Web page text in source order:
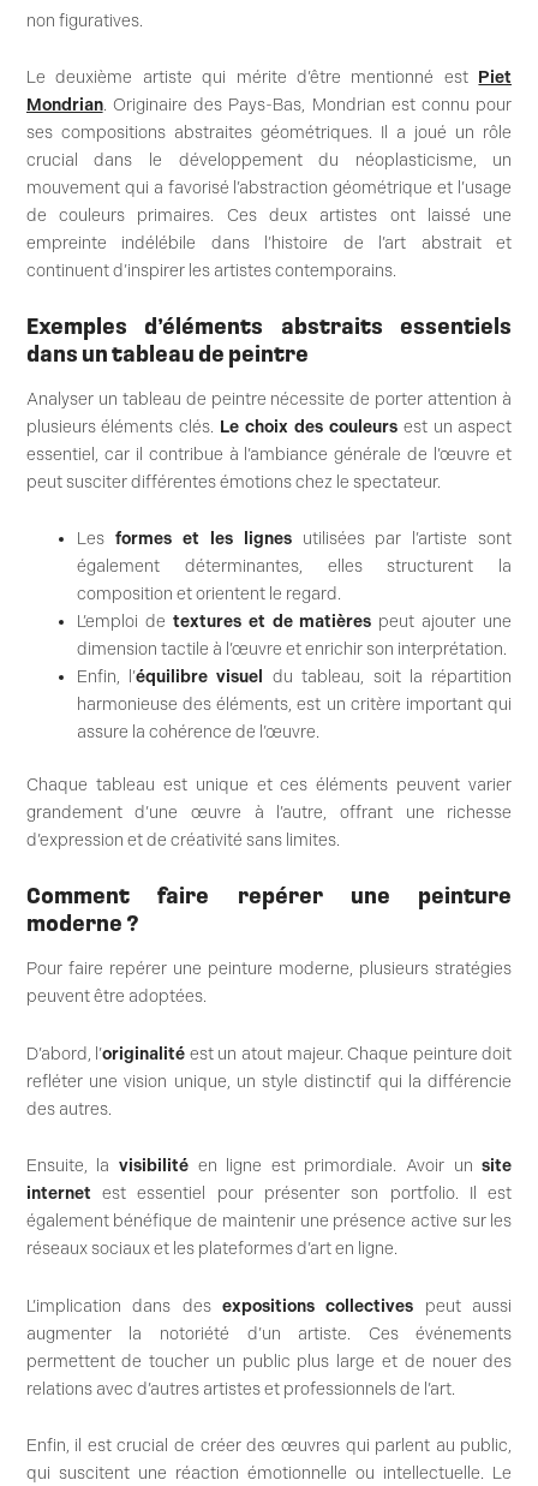
non figuratives.
Le deuxième artiste qui mérite d’être mentionné est Piet
Mondrian. Originaire des Pays-Bas, Mondrian est connu pour
ses compositions abstraites géométriques. Il a joué un rôle
crucial dans le développement du néoplasticisme, un
mouvement qui a favorisé l’abstraction géométrique et l’usage
de couleurs primaires. Ces deux artistes ont laissé une
empreinte indélébile dans l’histoire de l’art abstrait et
continuent d’inspirer les artistes contemporains.
Exemples d’éléments abstraits essentiels
dans un tableau de peintre
Analyser un tableau de peintre nécessite de porter attention à
plusieurs éléments clés. Le choix des couleursest un aspect
essentiel, car il contribue à l’ambiance générale de l’œuvre et
peut susciter différentes émotions chez le spectateur.
Les formes et les lignesutilisées par l’artiste sont
également déterminantes, elles structurent la
composition et orientent le regard.
L’emploi de textures et de matières peut ajouter une
dimension tactile à l’œuvre et enrichir son interprétation.
Enfin, l’équilibre visuel
du tableau, soit la répartition
harmonieuse des éléments, est un critère important qui
assure la cohérence de l’œuvre.
Chaque tableau est unique et ces éléments peuvent varier
grandement d’une œuvre à l’autre, offrant une richesse
d’expression et de créativité sans limites.
Comment faire repérer une peinture
moderne ?
Pour faire repérer une peinture moderne, plusieurs stratégies
peuvent être adoptées.
D’abord, l’originalité est un atout majeur. Chaque peinture doit
refléter une vision unique, un style distinctif qui la différencie
des autres.
Ensuite, la visibilitéen ligne est primordiale. Avoir unsite
internet est essentiel pour présenter son portfolio. Il est
également bénéfique de maintenir une présence active sur les
réseaux sociaux et les plateformes d’art en ligne.
L’implication dans des expositions collectives peut aussi
augmenter la notoriété d’un artiste. Ces événements
permettent de toucher un public plus large et de nouer des
relations avec d’autres artistes et professionnels de l’art.
Enfin, il est crucial de créer des œuvres qui parlent au public,
qui suscitent une réaction émotionnelle ou intellectuelle. Le